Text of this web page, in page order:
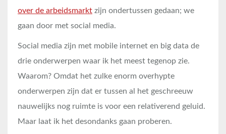
over de arbeidsmarkt zijn ondertussen gedaan; we
gaan door met social media.
Social media zijn met mobile internet en big data de
drie onderwerpen waar ik het meest tegenop zie.
Waarom? Omdat het zulke enorm overhypte
onderwerpen zijn dat er tussen al het geschreeuw
nauwelijks nog ruimte is voor een relativerend geluid.
Maar laat ik het desondanks gaan proberen.